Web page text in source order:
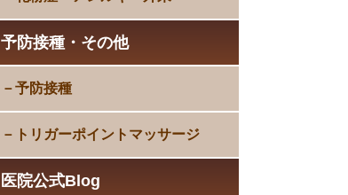
予防接種・その他
予防接種
トリガーポイントマッサージ
医院公式Blog